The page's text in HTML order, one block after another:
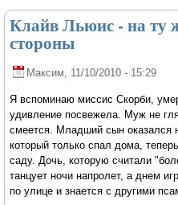
Клайв Льюис - на ту
стороны
Максим, 11/10/2010 - 15:29
Я вспоминаю миссис Скорби,
удивление посвежела. Муж не
смеется. Младший сын
который только спал дома,
саду. Дочь, которую считали
танцует ночи напролет, а днем
по улице и знается с другими